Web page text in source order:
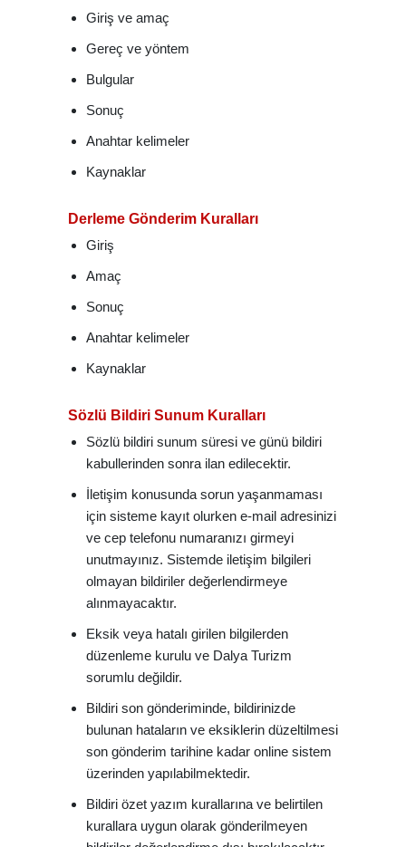
Giriş ve amaç
Gereç ve yöntem
Bulgular
Sonuç
Anahtar kelimeler
Kaynaklar
Derleme Gönderim Kuralları
Giriş
Amaç
Sonuç
Anahtar kelimeler
Kaynaklar
Sözlü Bildiri Sunum Kuralları
Sözlü bildiri sunum süresi ve günü bildiri
kabullerinden sonra ilan edilecektir.
İletişim konusunda sorun yaşanmaması
için sisteme kayıt olurken e-mail adresinizi
ve cep telefonu numaranızı girmeyi
unutmayınız. Sistemde iletişim bilgileri
olmayan bildiriler değerlendirmeye
alınmayacaktır.
Eksik veya hatalı girilen bilgilerden
düzenleme kurulu ve Dalya Turizm
sorumlu değildir.
Bildiri son gönderiminde, bildirinizde
bulunan hataların ve eksiklerin düzeltilmesi
son gönderim tarihine kadar online sistem
üzerinden yapılabilmektedir.
Bildiri özet yazım kurallarına ve belirtilen
kurallara uygun olarak gönderilmeyen